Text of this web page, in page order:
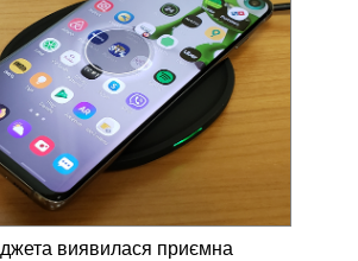
виявилася приємна